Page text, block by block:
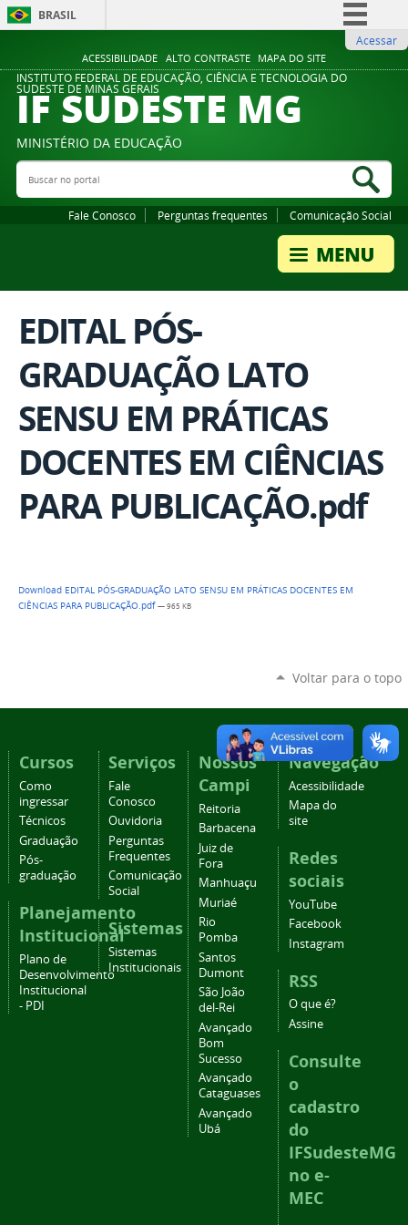
ACESSIBILIDADE ALTO CONTRASTE MAPA DO SITE
BRASIL
Comunica BR
Participe
Legislação
Acessar
INSTITUTO FEDERAL DE EDUCAÇÃO, CIÊNCIA E TECNOLOGIA DO
SUDESTE DE MINAS GERAIS
IF SUDESTE MG
MINISTÉRIO DA EDUCAÇÃO
Buscar no portal
Fale Conosco Perguntas frequentes Comunicação Social
EDITAL PÓS-
GRADUAÇÃO LATO
SENSU EM PRÁTICAS
DOCENTES EM CIÊNCIAS
PARA PUBLICAÇÃO.pdf
Download EDITAL PÓS-GRADUAÇÃO LATO SENSU EM PRÁTICAS DOCENTES EM
CIÊNCIAS PARA PUBLICAÇÃO.pdf— 965 KB
Voltar para o topo
Cursos
Como
ingressar
Técnicos
Graduação
Pós-
graduação
Planejamento
Institucional
Plano de
Desenvolvimento
Institucional
- PDI
Serviços
Fale
Conosco
Ouvidoria
Perguntas
Frequentes
Comunicação
Social
Sistemas
Sistemas
Institucionais
Nossos
Campi
Reitoria
Barbacena
Juiz de
Fora
Manhuaçu
Muriaé
Rio
Pomba
Santos
Dumont
São João
del-Rei
Avançado
Bom
Sucesso
Avançado
Cataguases
Avançado
Ubá
Navegação
Acessibilidade
Mapa do
site
Redes
sociais
YouTube
Facebook
Instagram
RSS
O que é?
Assine
Consulte
o
cadastro
do
IFSudesteMG
no e-
MEC